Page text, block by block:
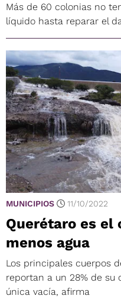
Más de 60 colonias no
líquido hasta reparar el
MUNICIPIOS 11/10/2022
Querétaro es el
menos agua
Los principales cuerpos
reportan a un 28% de su
única vacía, afirma